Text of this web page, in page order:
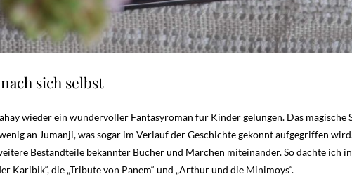
sich selbst
wieder ein wundervoller Fantasyroman für Kinder gelungen. Das magische
an Jumanji, was sogar im Verlauf der Geschichte gekonnt aufgegriffen
Bestandteile bekannter Bücher und Märchen miteinander. So dachte ich
Karibik“, die „Tribute von Panem“ und „Arthur und die Minimoys“.